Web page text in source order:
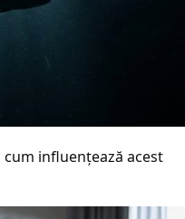
cum influențează acest